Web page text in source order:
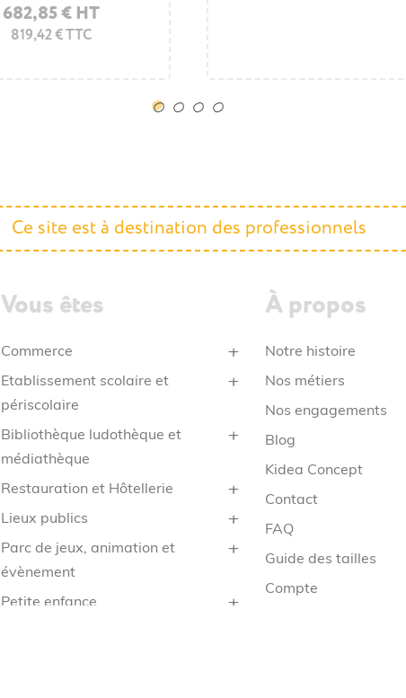
682,85 € HT
819,42 € TTC
Ce site est à destination des professionnels
Vous êtes
Commerce
Etablissement scolaire et
périscolaire
Bibliothèque ludothèque et
médiathèque
Restauration et Hôtellerie
Lieux publics
Parc de jeux, animation et
évènement
Petite enfance
À propos
Notre histoire
Nos métiers
Nos engagements
Blog
Kidea Concept
Contact
FAQ
Guide des tailles
Compte